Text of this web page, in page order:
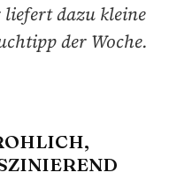
liefert dazu kleine
der Woche.